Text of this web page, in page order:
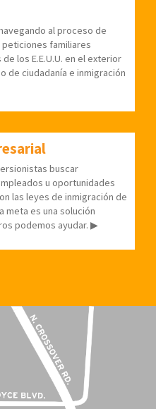
al proceso de
familiares
los E.E.U.U. en el exterior
de ciudadanía e inmigración
buscar
u oportunidades
las leyes de inmigración de
meta es una solución
podemos ayudar. ▶